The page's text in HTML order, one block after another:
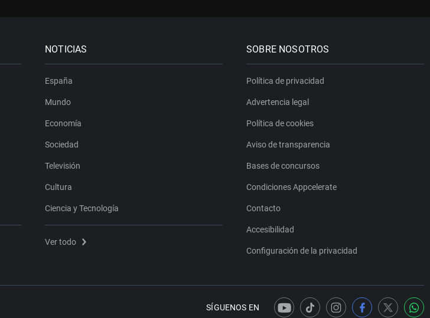
NOTICIAS
España
Mundo
Economía
Sociedad
Televisión
Cultura
Ciencia y Tecnología
Ver todo
SOBRE NOSOTROS
Política de privacidad
Advertencia legal
Política de cookies
Aviso de transparencia
Bases de concursos
Condiciones Appcelerate
Contacto
Accesibilidad
Configuración de la privacidad
SÍGUENOS EN